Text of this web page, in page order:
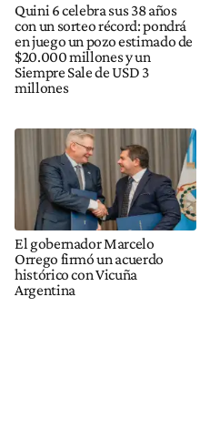
Quini 6 celebra sus 38 años
con un sorteo récord: pondrá
en juego un pozo estimado de
$20.000 millones y un
Siempre Sale de USD 3
millones
El gobernador Marcelo
Orrego firmó un acuerdo
histórico con Vicuña
Argentina